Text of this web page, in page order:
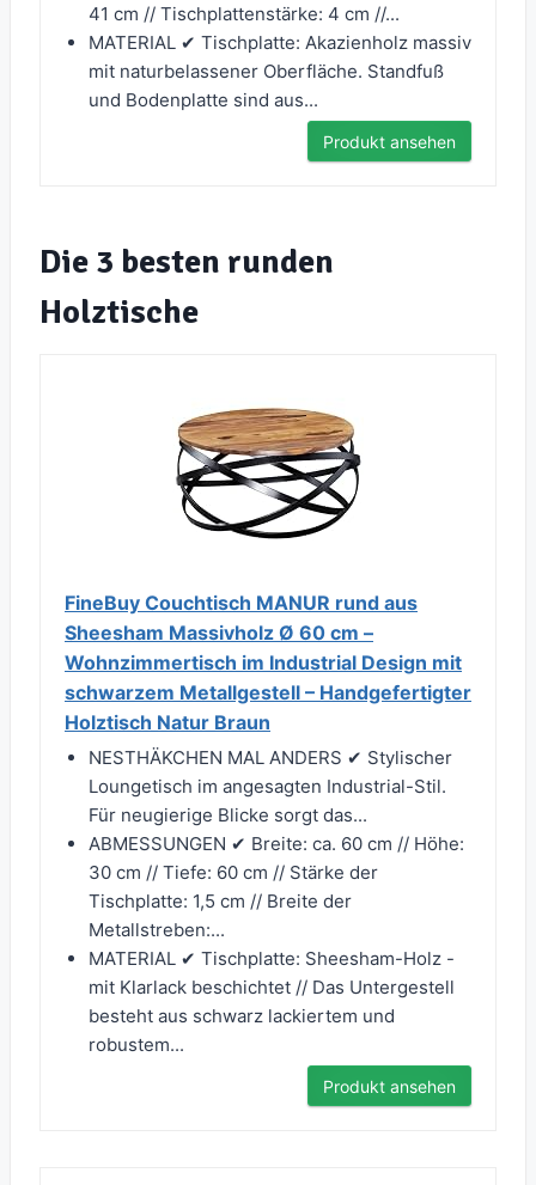
41 cm // Tischplattenstärke: 4 cm //...
MATERIAL ✔ Tischplatte: Akazienholz massiv
mit naturbelassener Oberfläche. Standfuß
und Bodenplatte sind aus...
Produkt ansehen
Die 3 besten runden
Holztische
FineBuy Couchtisch MANUR rund aus
Sheesham Massivholz Ø 60 cm –
Wohnzimmertisch im Industrial Design mit
schwarzem Metallgestell – Handgefertigter
Holztisch Natur Braun
NESTHÄKCHEN MAL ANDERS ✔ Stylischer
Loungetisch im angesagten Industrial-Stil.
Für neugierige Blicke sorgt das...
ABMESSUNGEN ✔ Breite: ca. 60 cm // Höhe:
30 cm // Tiefe: 60 cm // Stärke der
Tischplatte: 1,5 cm // Breite der
Metallstreben:...
MATERIAL ✔ Tischplatte: Sheesham-Holz -
mit Klarlack beschichtet // Das Untergestell
besteht aus schwarz lackiertem und
robustem...
Produkt ansehen